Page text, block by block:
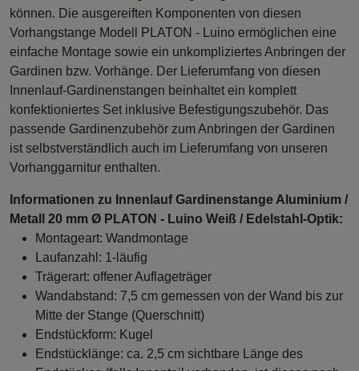
können. Die ausgereiften Komponenten von diesen
Vorhangstange Modell PLATON - Luino ermöglichen eine
einfache Montage sowie ein unkompliziertes Anbringen der
Gardinen bzw. Vorhänge. Der Lieferumfang von diesen
Innenlauf-Gardinenstangen beinhaltet ein komplett
konfektioniertes Set inklusive Befestigungszubehör. Das
passende Gardinenzubehör zum Anbringen der Gardinen
ist selbstverständlich auch im Lieferumfang von unseren
Vorhanggarnitur enthalten.
Informationen zu Innenlauf Gardinenstange Aluminium /
Metall 20 mm Ø PLATON - Luino Weiß / Edelstahl-Optik:
Montageart: Wandmontage
Laufanzahl: 1-läufig
Trägerart: offener Auflageträger
Wandabstand: 7,5 cm gemessen von der Wand bis zur
Mitte der Stange (Querschnitt)
Endstückform: Kugel
Endstücklänge: ca. 2,5 cm sichtbare Länge des